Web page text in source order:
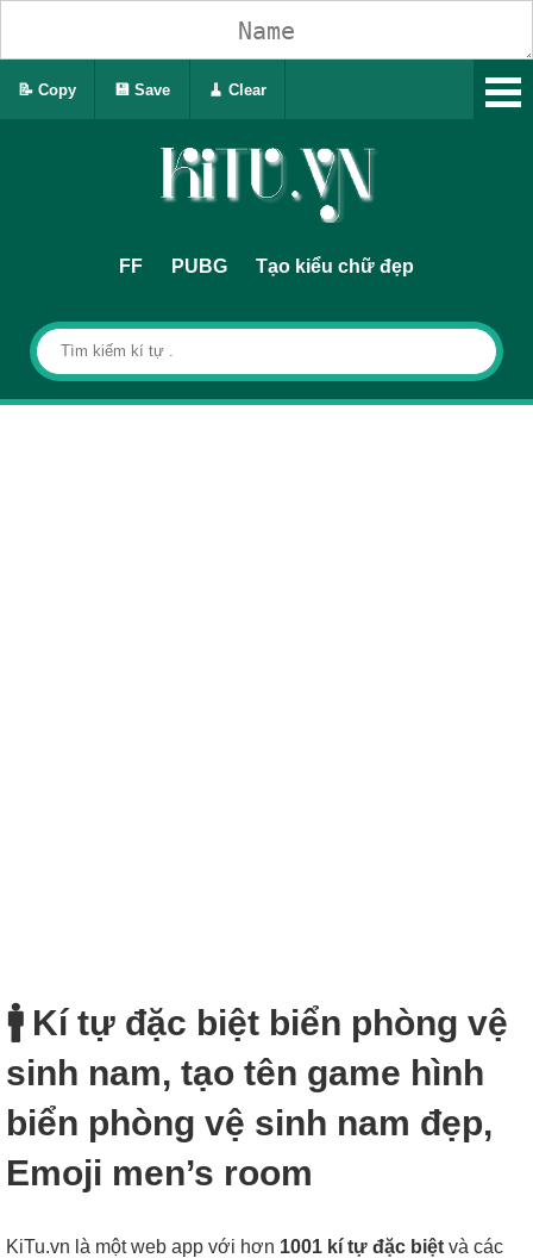
FF PUBG Tạo kiểu chữ đẹp
🚹 Kí tự đặc biệt biển phòng vệ
sinh nam, tạo tên game hình
biển phòng vệ sinh nam đẹp,
Emoji men’s room
KiTu.vn là một web app với hơn 1001 kí tự đặc biệt và các
📝 Copy 💾 Save 🧹 Clear